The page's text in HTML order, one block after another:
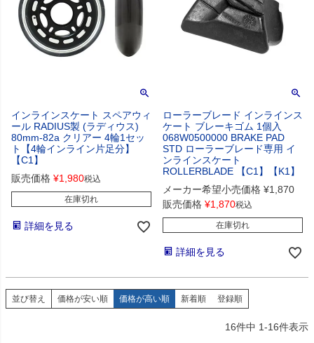
インラインスケート スペアウィ
ール RADIUS製 (ラディウス)
80mm-82a クリアー 4輪1セッ
ト【4輪インライン片足分】
【C1】
販売価格 ¥1,980税込
在庫切れ
詳細を見る
ローラーブレード インラインス
ケート ブレーキゴム 1個入
068W0500000 BRAKE PAD
STD ローラーブレード専用 イ
ンラインスケート
ROLLERBLADE 【C1】【K1】
メーカー希望小売価格 ¥1,870
販売価格 ¥1,870税込
在庫切れ
詳細を見る
並び替え 価格が安い順 価格が高い順 新着順 登録順
16件中 1-16件表示